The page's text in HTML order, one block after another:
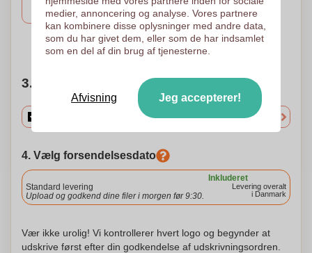
Brug for hjælp?Hjælp mig med at vælge
3. Vælg mængden
4. Vælg forsendelsesdato
Inkluderet
Standard levering
Upload og godkend dine filer i morgen før 9:30.
Levering overalt
i Danmark
Vær ikke urolig! Vi kontrollerer hvert logo og begynder at
udskrive først efter din godkendelse af udskrivningsordren.
medier, annoncering og analyse. Vores partnere
kan kombinere disse oplysninger med andre data,
som du har givet dem, eller som de har indsamlet
som en del af din brug af tjenesterne.
Afvisning Jeg accepterer!